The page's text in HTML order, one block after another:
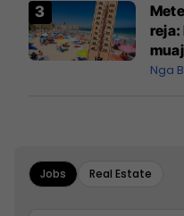
reja:
Nga
Jobs Real Estate